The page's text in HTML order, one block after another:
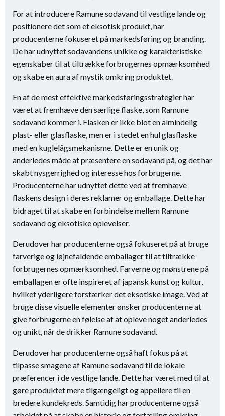
For at introducere Ramune sodavand til vestlige lande og
positionere det som et eksotisk produkt, har
producenterne fokuseret på markedsføring og branding.
De har udnyttet sodavandens unikke og karakteristiske
egenskaber til at tiltrække forbrugernes opmærksomhed
og skabe en aura af mystik omkring produktet.
En af de mest effektive markedsføringsstrategier har
været at fremhæve den særlige flaske, som Ramune
sodavand kommer i. Flasken er ikke blot en almindelig
plast- eller glasflaske, men er i stedet en hul glasflaske
med en kuglelågsmekanisme. Dette er en unik og
anderledes måde at præsentere en sodavand på, og det har
skabt nysgerrighed og interesse hos forbrugerne.
Producenterne har udnyttet dette ved at fremhæve
flaskens design i deres reklamer og emballage. Dette har
bidraget til at skabe en forbindelse mellem Ramune
sodavand og eksotiske oplevelser.
Derudover har producenterne også fokuseret på at bruge
farverige og iøjnefaldende emballager til at tiltrække
forbrugernes opmærksomhed. Farverne og mønstrene på
emballagen er ofte inspireret af japansk kunst og kultur,
hvilket yderligere forstærker det eksotiske image. Ved at
bruge disse visuelle elementer ønsker producenterne at
give forbrugerne en følelse af at opleve noget anderledes
og unikt, når de drikker Ramune sodavand.
Derudover har producenterne også haft fokus på at
tilpasse smagene af Ramune sodavand til de lokale
præferencer i de vestlige lande. Dette har været med til at
gøre produktet mere tilgængeligt og appellere til en
bredere kundekreds. Samtidig har producenterne også